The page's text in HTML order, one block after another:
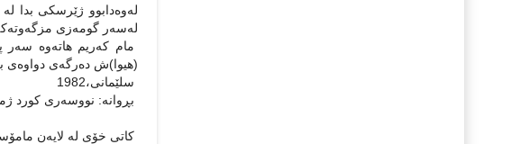
له‌وه‌دابوو ژێرسکی بدا
له‌سه‌ر گومه‌زی
مام که‌ریم هاته‌وه‌ سه‌ر
(هیوا)ش ده‌رگه‌ی دواوه‌ی
سلێمانی،1982
بڕوانه‌: نووسه‌ری کورد ژماره‌ (10)، خولی
کاتی خۆی له ‌لایه‌ن